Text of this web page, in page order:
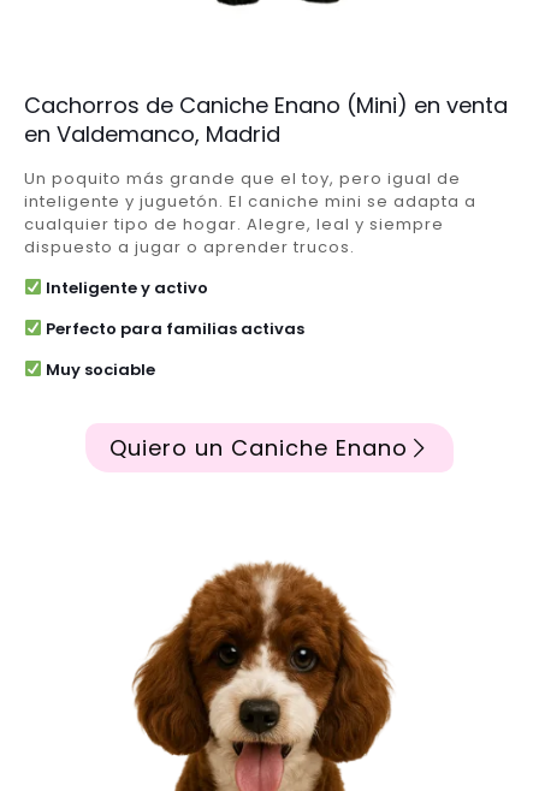
Cachorros de Caniche Enano (Mini) en venta
en Valdemanco, Madrid
Un poquito más grande que el toy, pero igual de
inteligente y juguetón. El caniche mini se adapta a
cualquier tipo de hogar. Alegre, leal y siempre
dispuesto a jugar o aprender trucos.
Inteligente y activo
Perfecto para familias activas
Muy sociable
Quiero un Caniche Enano